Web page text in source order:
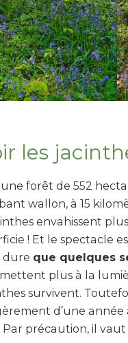
les
une forêt de 552
wallon, à 15
envahissent
! Et le spectacle
dure que quelques
plus à la
survivent.
d’une
précaution, il vaut